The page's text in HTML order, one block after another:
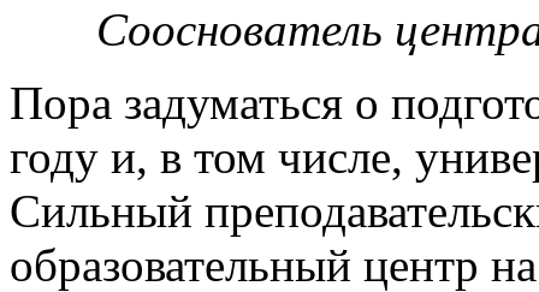
Сооснователь
Пора задуматься о
году и, в том числе,
Сильный
образовательный центр